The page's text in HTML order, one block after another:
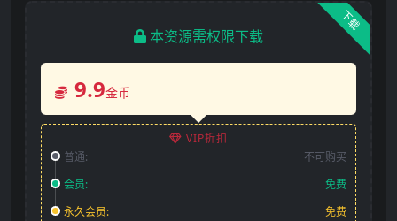
下载
本资源需权限下载
9.9金币
VIP折扣
普通:
不可购买
会员:
免费
永久会员:
免费